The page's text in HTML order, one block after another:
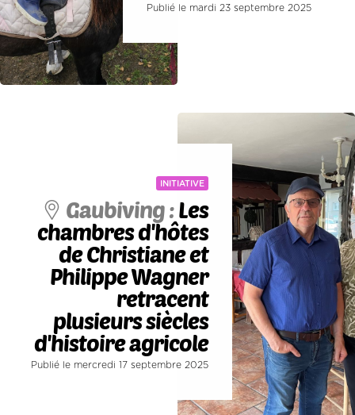
Publié le mardi 23 septembre 2025
INITIATIVE
Gaubiving :Les
chambres d'hôtes
de Christiane et
Philippe Wagner
retracent
plusieurs siècles
d'histoire agricole
Publié le mercredi 17 septembre 2025